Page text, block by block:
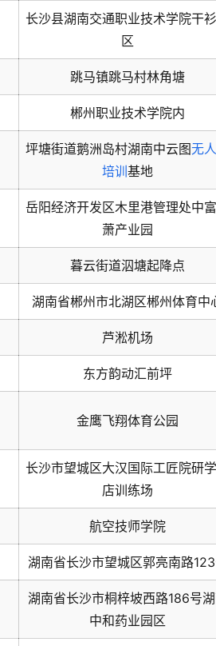
长沙县湖南交通职业技术学院干
区
跳马镇跳马村林角塘
郴州职业技术学院内
坪塘街道鹅洲岛村湖南中云图无
培训 基地
岳阳经济开发区木里港管理处中
萧产业园
暮云街道泅塘起降点
湖南省郴州市北湖区郴州体育中
芦淞机场
东方韵动汇前坪
金鹰飞翔体育公园
长沙市望城区大汉国际工匠院研
店训练场
航空技师学院
湖南省长沙市望城区郭亮南路
湖南省长沙市桐梓坡西路186号
中和药业园区